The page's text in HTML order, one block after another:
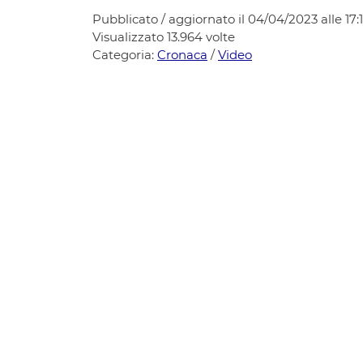
Pubblicato / aggiornato il 04/04/2023 alle
Visualizzato 13.964 volte
Categoria: Cronaca / Video